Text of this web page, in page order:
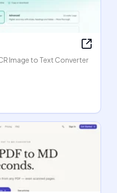
Image to Text Converter